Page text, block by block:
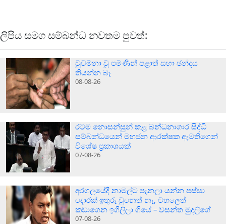
ලිපිය සමග සම්බන්ධ නවතම පුවත්:
වුවමනා වූ පමණින් පළාත් සභා ඡන්දය
තියන්න බෑ
08-08-26
රටම නොසන්සුන් කළ බන්ධනාගාර සිද්ධි
සම්බන්ධයෙන් මහජන ආරක්ෂක ඇමතිගෙන්
විශේෂ ප්‍රකාශයක්
07-08-26
අරගලයේදී නාමල්ට පැනලා යන්න පස්ස‍ා
දොරක් ඉතුරු වුනෙත් නෑ, වහලෙත්
කඩාගෙන ඉගිලිලා ගියේ – වසන්ත මුදලිගේ
07-08-26